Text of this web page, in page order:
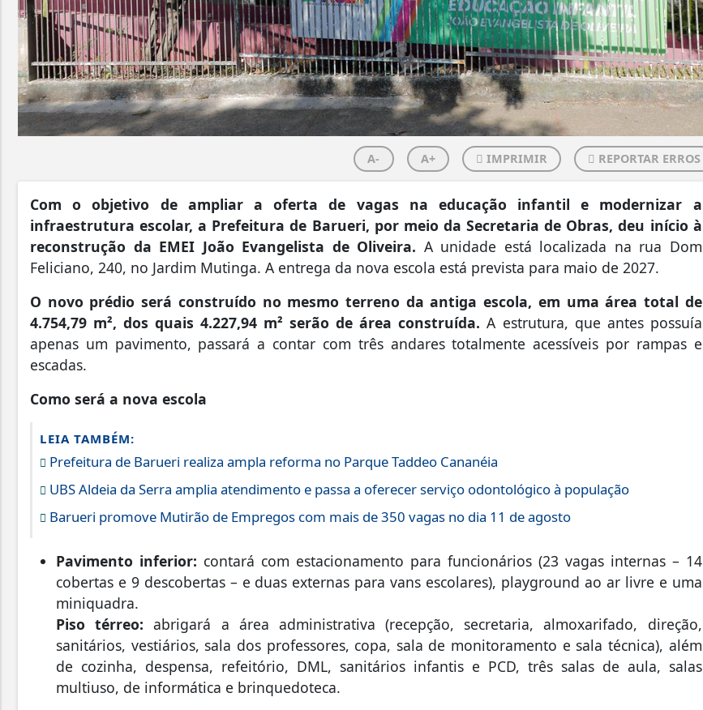
A- A+ IMPRIMIR REPORTAR ERROS
Com o objetivo de ampliar a oferta de vagas na educação infantil e modernizar a
infraestrutura escolar, a Prefeitura de Barueri, por meio da Secretaria de Obras, deu início à
reconstrução da EMEI João Evangelista de Oliveira. A unidade está localizada na rua Dom
Feliciano, 240, no Jardim Mutinga. A entrega da nova escola está prevista para maio de 2027.
O novo prédio será construído no mesmo terreno da antiga escola, em uma área total de
4.754,79 m², dos quais 4.227,94 m² serão de área construída.A estrutura, que antes possuía
apenas um pavimento, passará a contar com três andares totalmente acessíveis por rampas e
escadas.
Como será a nova escola
LEIA TAMBÉM:
Prefeitura de Barueri realiza ampla reforma no Parque Taddeo Cananéia
UBS Aldeia da Serra amplia atendimento e passa a oferecer serviço odontológico à população
Barueri promove Mutirão de Empregos com mais de 350 vagas no dia 11 de agosto
Pavimento inferior: contará com estacionamento para funcionários (23 vagas internas – 14
cobertas e 9 descobertas – e duas externas para vans escolares), playground ao ar livre e uma
miniquadra.
Piso térreo: abrigará a área administrativa (recepção, secretaria, almoxarifado, direção,
sanitários, vestiários, sala dos professores, copa, sala de monitoramento e sala técnica), além
de cozinha, despensa, refeitório, DML, sanitários infantis e PCD, três salas de aula, salas
multiuso, de informática e brinquedoteca.